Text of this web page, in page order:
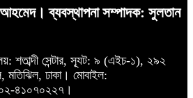
আহমেদ। ব্যবস্থাপনা সম্পাদক: সুলতান
শতাব্দী সেন্টার, স্যূট: ৯ (এইচ-১), ২৯২
মতিঝিল, ঢাকা। মোবাইল:
৪১০৭০২২৭।